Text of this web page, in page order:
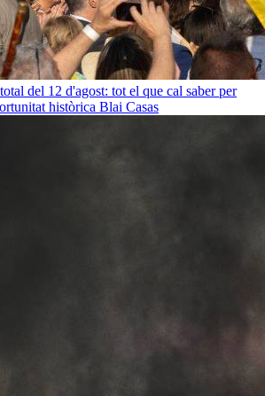
del 12 d'agost: tot el que cal saber per
històrica Blai Casas